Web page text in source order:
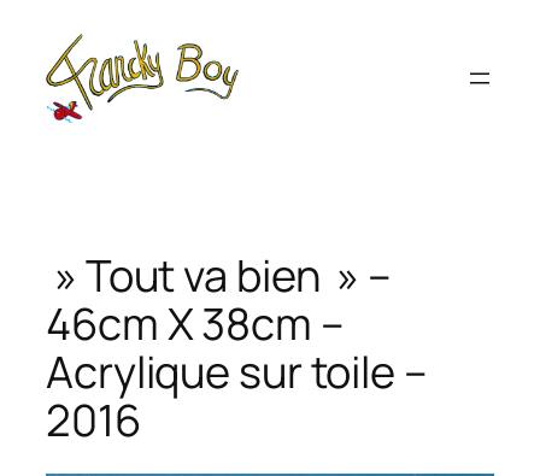
contenu
» Tout va bien » –
46cm X 38cm –
Acrylique sur toile –
2016